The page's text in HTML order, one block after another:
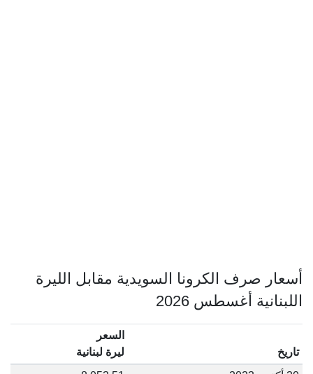
أسعار صرف الكرونا السويدية مقابل الليرة
اللبنانية أغسطس 2026
تاريخ
السعر
ليرة لبنانية